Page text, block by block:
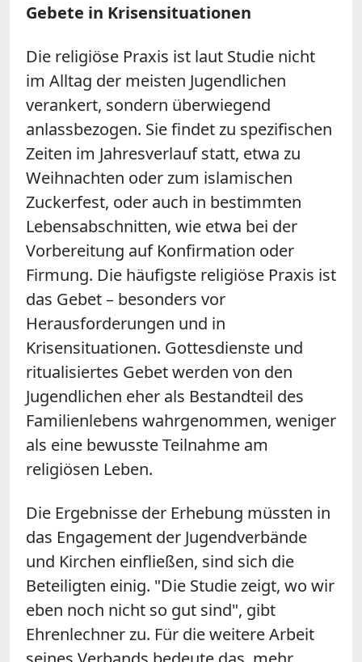
Gebete in Krisensituationen
Die religiöse Praxis ist laut Studie nicht
im Alltag der meisten Jugendlichen
verankert, sondern überwiegend
anlassbezogen. Sie findet zu spezifischen
Zeiten im Jahresverlauf statt, etwa zu
Weihnachten oder zum islamischen
Zuckerfest, oder auch in bestimmten
Lebensabschnitten, wie etwa bei der
Vorbereitung auf Konfirmation oder
Firmung. Die häufigste religiöse Praxis ist
das Gebet – besonders vor
Herausforderungen und in
Krisensituationen. Gottesdienste und
ritualisiertes Gebet werden von den
Jugendlichen eher als Bestandteil des
Familienlebens wahrgenommen, weniger
als eine bewusste Teilnahme am
religiösen Leben.
Die Ergebnisse der Erhebung müssten in
das Engagement der Jugendverbände
und Kirchen einfließen, sind sich die
Beteiligten einig. "Die Studie zeigt, wo wir
eben noch nicht so gut sind", gibt
Ehrenlechner zu. Für die weitere Arbeit